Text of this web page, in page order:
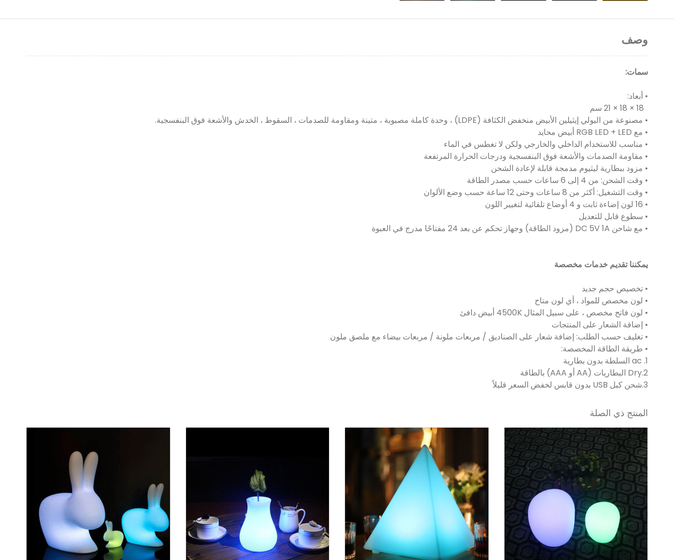
وصف
سمات:
• أبعاد:
• مصنوعة من البولي إيثيلين الأبيض منخفض الكثافة (LDPE) ، وحدة كاملة مصبوبة ، متينة ومقاومة للصدمات ، السقوط ، الخدش والأشعة فوق البنفسجية.
• مع RGB LED + LED أبيض محايد
• مناسب للاستخدام الداخلي والخارجي ولكن لا تغطس في الماء
• مقاومة الصدمات والأشعة فوق البنفسجية ودرجات الحرارة المرتفعة
• مزود ببطارية ليثيوم مدمجة قابلة لإعادة الشحن
• وقت الشحن: من 4 إلى 6 ساعات حسب مصدر الطاقة
• وقت التشغيل: أكثر من 8 ساعات وحتى 12 ساعة حسب وضع الألوان
• 16 لون إضاءة ثابت و 4 أوضاع تلقائية لتغيير اللون
• سطوع قابل للتعديل
• مع شاحن DC 5V 1A (مزود الطاقة) وجهاز تحكم عن بعد 24 مفتاحًا مدرج في العبوة
يمكننا تقديم خدمات مخصصة
• تخصيص حجم جديد
• لون مخصص للمواد ، أي لون متاح
• لون فاتح مخصص ، على سبيل المثال 4500K أبيض دافئ
• إضافة الشعار على المنتجات
• تغليف حسب الطلب: إضافة شعار على الصناديق / مربعات ملونة / مربعات بيضاء مع ملصق ملون
• طريقة الطاقة المخصصة:
1. ac السلطة بدون بطارية
2.Dry البطاريات (AA أو AAA) بالطاقة
3.شحن كبل USB بدون قابس لخفض السعر قليلاً
المنتج ذي الصلة